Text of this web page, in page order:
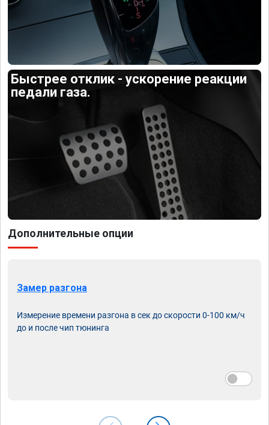
Быстрее отклик - ускорение реакции
педали газа.
Дополнительные опции
Замер разгона
Измерение времени разгона в сек до скорости 0-100 км/ч
до и после чип тюнинга